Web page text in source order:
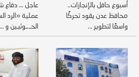
أسبوع حافل بالإنجازات..
محافظ عدن يقود تحركًا
واسعًا لتطوير ...
عاجل ... دفاع
عملية «الرد
الحـ.ـوثيين و ...